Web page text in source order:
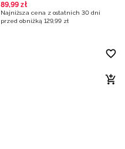
89,99 zł
Najniższa cena z ostatnich 30 dni
przed obniżką 129,99 zł